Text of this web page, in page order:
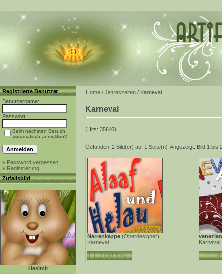
Registrierte Benutzer
Benutzername:
Passwort:
Beim nächsten Besuch
automatisch anmelden?
» Password vergessen
» Registrierung
Zufallsbild
Hasimir
Home / Jahreszeiten / Karneval
Karneval
(Hits: 35640)
Gefunden: 2 Bild(er) auf 1 Seite(n). Angezeigt: Bild 1 bis
Narrenkappe (Oberdesigner)
Karneval
Karneval